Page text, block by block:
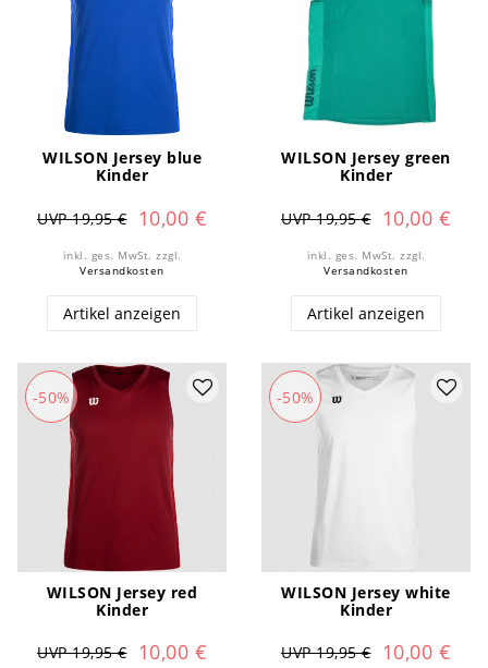
WILSON Jersey blue
Kinder
UVP 19,95 € 10,00 €
inkl. ges. MwSt. zzgl.
Versandkosten
Artikel anzeigen
WILSON Jersey green
Kinder
UVP 19,95 € 10,00 €
inkl. ges. MwSt. zzgl.
Versandkosten
Artikel anzeigen
-50%
WILSON Jersey red
Kinder
UVP 19,95 € 10,00 €
-50%
WILSON Jersey white
Kinder
UVP 19,95 € 10,00 €